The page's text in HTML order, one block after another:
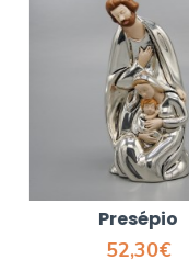
Presépio
52,30€